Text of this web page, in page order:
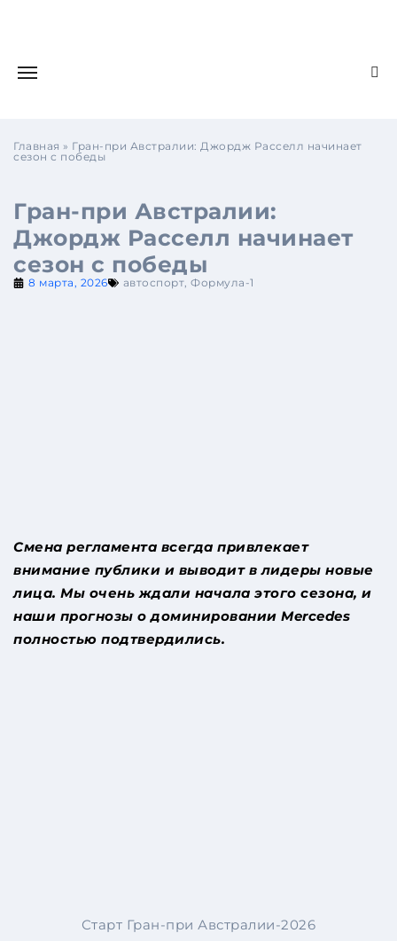
Главная » Гран-при Австралии: Джордж Расселл начинает
сезон с победы
Гран-при Австралии:
Джордж Расселл начинает
сезон с победы
8 марта, 2026 автоспорт Формула-1
Смена регламента всегда привлекает
внимание публики и выводит в лидеры новые
лица. Мы очень ждали начала этого сезона, и
наши прогнозы о доминировании Mercedes
полностью подтвердились.
Старт Гран-при Австралии-2026